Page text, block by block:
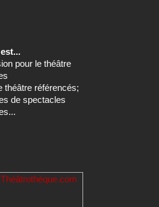
pour le théâtre
théâtre référencés;
de spectacles